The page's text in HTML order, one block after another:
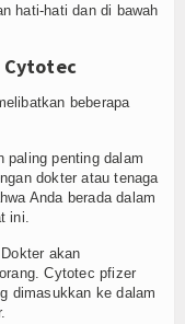
hati-hati dan di bawah
Cytotec
beberapa
paling penting dalam
dokter atau tenaga
Anda berada dalam
ini.
akan
Cytotec pfizer
dimasukkan ke dalam